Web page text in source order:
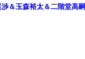
＆玉森裕太＆二階堂高嗣